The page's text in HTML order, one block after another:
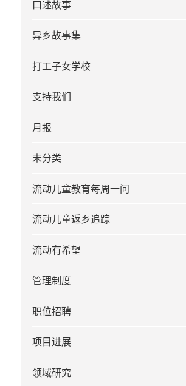
口述故事
异乡故事集
打工子女学校
支持我们
月报
未分类
流动儿童教育每周一问
流动儿童返乡追踪
流动有希望
管理制度
职位招聘
项目进展
领域研究